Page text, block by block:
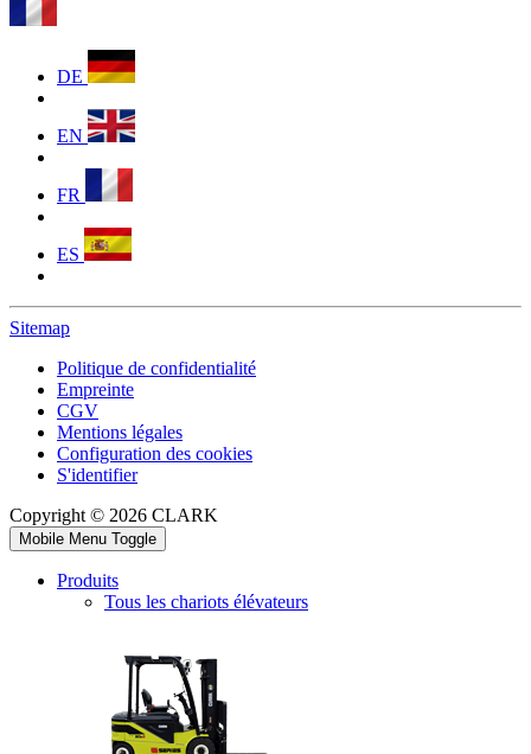
DE
EN
FR
ES
Sitemap
Politique de confidentialité
Empreinte
CGV
Mentions légales
Configuration des cookies
S'identifier
Copyright © 2026 CLARK
Mobile Menu Toggle
Produits
Tous les chariots élévateurs